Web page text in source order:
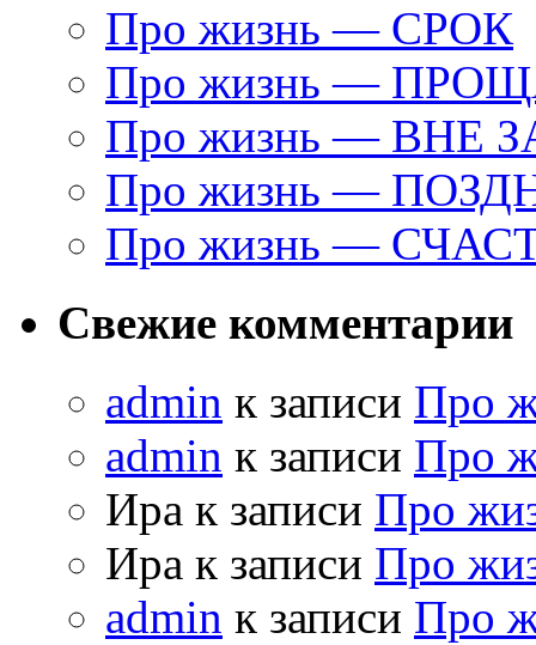
Про жизнь — СРОК
Про жизнь —
Про жизнь — ВНЕ
Про жизнь —
Про жизнь —
Свежие комментарии
admin к записи Про
admin к записи Про
Ира к записи Про
Ира к записи Про
admin к записи Про